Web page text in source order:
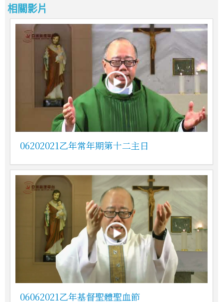
相關影片
06202021乙年常年期第十二主日
06062021乙年基督聖體聖血節